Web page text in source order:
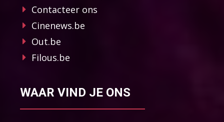
Contacteer ons
Cinenews.be
Out.be
Filous.be
WAAR VIND JE ONS